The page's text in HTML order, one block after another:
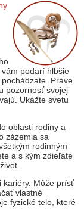
podarí hlbšie
Práve
pozornosť svojej
Ukážte svetu
oblasti rodiny a
zázemia sa
rodinným
a s kým zdieľate
kariéry. Môže prísť
vlastné
fyzické telo, ktoré